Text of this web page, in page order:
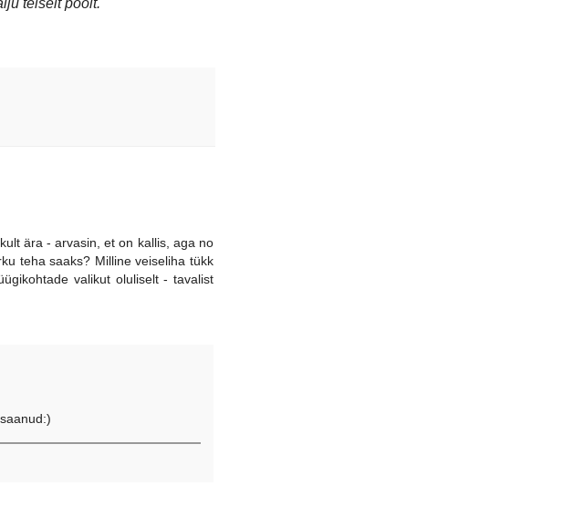
teiselt poolt.
ära - arvasin, et on kallis, aga no
teha saaks? Milline veiseliha tükk
valikut oluliselt - tavalist